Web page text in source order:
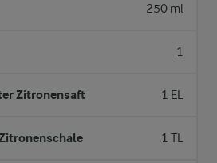
250 ml
1
Zitronensaft 1 EL
1 TL